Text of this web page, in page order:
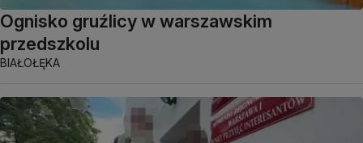
Ognisko gruźlicy w warszawskim
przedszkolu
BIAŁOŁĘKA